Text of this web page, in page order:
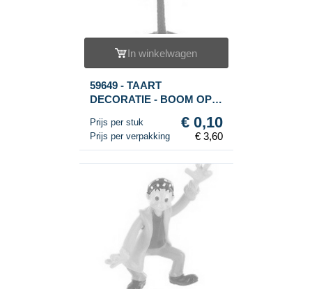
In winkelwagen
59649 - TAART
DECORATIE - BOOM OP
Prijs per stuk € 0,10
Prijs per verpakking € 3,60